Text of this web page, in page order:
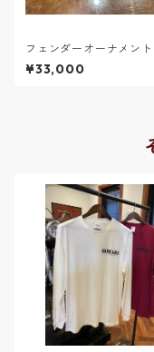
フェンダーオーナメント
ing Lion
¥33,000